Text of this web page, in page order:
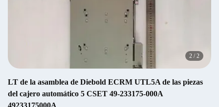
2 /2
LT de la asamblea de Diebold ECRM UTL5A de las piezas
del cajero automático 5 CSET 49-233175-000A
49233175000A